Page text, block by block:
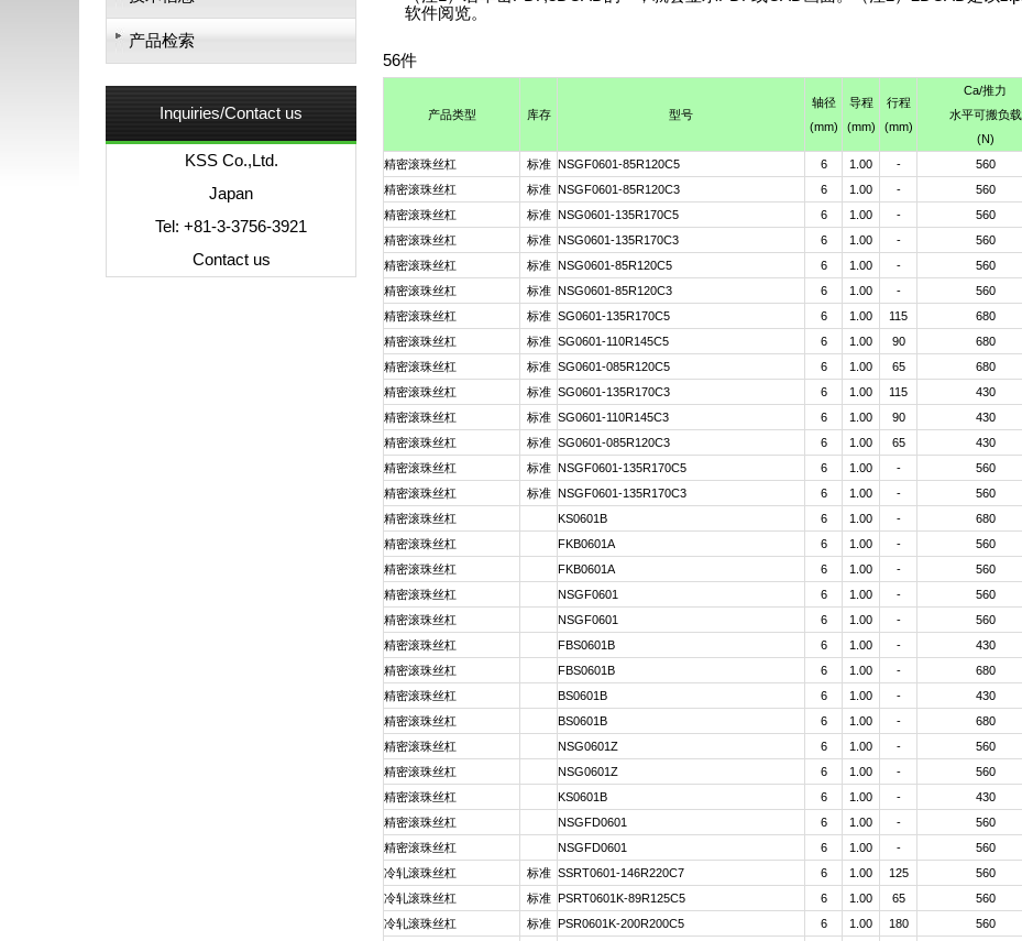
软件阅览。
56件
产品类型 库存 型号
轴径
(mm)
导程
(mm)
行程
(mm)
Ca/推力
水平可搬负载
(N)
精密滚珠丝杠 标准 NSGF0601-85R120C5 6 1.00 - 560
精密滚珠丝杠
标准 NSGF0601-85R120C3 6 1.00 - 560
精密滚珠丝杠
标准 NSG0601-135R170C5 6 1.00 - 560
精密滚珠丝杠
标准 NSG0601-135R170C3 6 1.00 - 560
精密滚珠丝杠
标准 NSG0601-85R120C5 6 1.00 - 560
精密滚珠丝杠
标准 NSG0601-85R120C3 6 1.00 - 560
精密滚珠丝杠
标准 SG0601-135R170C5 6 1.00 115 680
精密滚珠丝杠
标准 SG0601-110R145C5 6 1.00 90 680
精密滚珠丝杠
标准 SG0601-085R120C5 6 1.00 65 680
精密滚珠丝杠
标准 SG0601-135R170C3 6 1.00 115 430
精密滚珠丝杠
标准 SG0601-110R145C3 6 1.00 90 430
精密滚珠丝杠
标准 SG0601-085R120C3 6 1.00 65 430
精密滚珠丝杠
标准 NSGF0601-135R170C5 6 1.00 - 560
精密滚珠丝杠
标准 NSGF0601-135R170C3 6 1.00 - 560
精密滚珠丝杠
KS0601B 6 1.00 - 680
精密滚珠丝杠
FKB0601A 6 1.00 - 560
精密滚珠丝杠
FKB0601A 6 1.00 - 560
精密滚珠丝杠
NSGF0601 6 1.00 - 560
精密滚珠丝杠
NSGF0601 6 1.00 - 560
精密滚珠丝杠
FBS0601B 6 1.00 - 430
精密滚珠丝杠
FBS0601B 6 1.00 - 680
精密滚珠丝杠
BS0601B 6 1.00 - 430
精密滚珠丝杠
BS0601B 6 1.00 - 680
精密滚珠丝杠
NSG0601Z 6 1.00 - 560
精密滚珠丝杠
NSG0601Z 6 1.00 - 560
精密滚珠丝杠
KS0601B 6 1.00 - 430
精密滚珠丝杠
NSGFD0601 6 1.00 - 560
精密滚珠丝杠
NSGFD0601 6 1.00 - 560
冷轧滚珠丝杠
标准 SSRT0601-146R220C7 6 1.00 125 560
冷轧滚珠丝杠
标准 PSRT0601K-89R125C5 6 1.00 65 560
冷轧滚珠丝杠
标准 PSR0601K-200R200C5 6 1.00 180 560
产品检索
Inquiries/Contact us
KSS Co.,Ltd.
Japan
Tel: +81-3-3756-3921
Contact us